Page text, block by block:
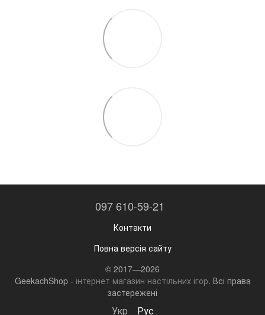
097 610-59-21
Контакти
Повна версія сайту
© 2017—2026
GeekachShop - інтернет магазин настільних ігор. Всі права
застережені
Укр Рус